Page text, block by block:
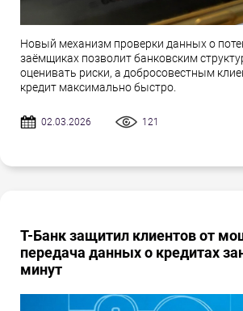
Новый механизм проверки данных о
заёмщиках позволит банковским
оценивать риски, а добросовестным
кредит максимально быстро.
02.03.2026 121
Т-Банк защитил клиентов от
передача данных о кредитах
минут